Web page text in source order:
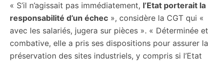
« S’il n’agissait pas immédiatement, l’Etat porterait la
responsabilité d’un échec », considère la CGT qui «
avec les salariés, jugera sur pièces ». « Déterminée et
combative, elle a pris ses dispositions pour assurer la
préservation des sites industriels, y compris si l’Etat